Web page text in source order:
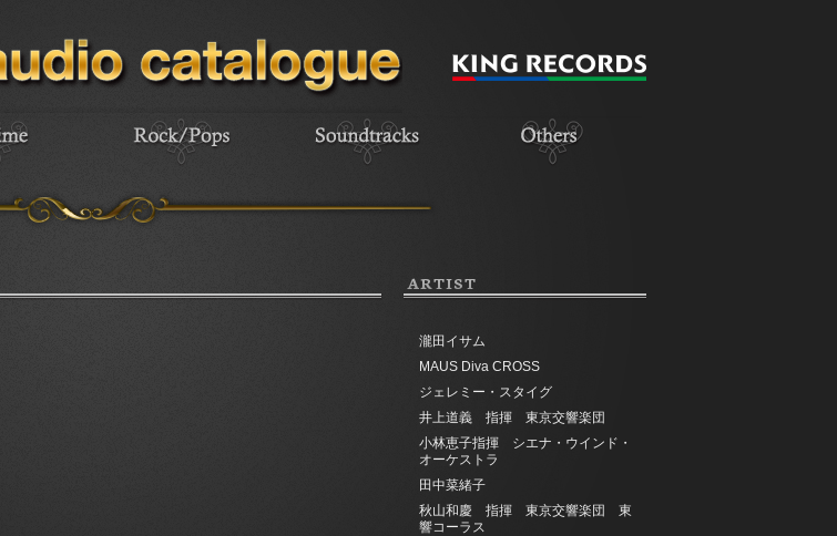
ARTIST
瀧田イサム
MAUS Diva CROSS
ジェレミー・スタイグ
井上道義 指揮 東京交響楽団
小林恵子指揮 シエナ・ウインド・
オーケストラ
田中菜緒子
秋山和慶 指揮 東京交響楽団 東
響コーラス